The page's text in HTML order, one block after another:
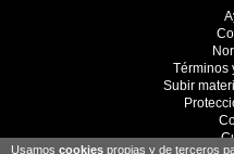
Términos
Subir
Usamos cookies propias y de terceros